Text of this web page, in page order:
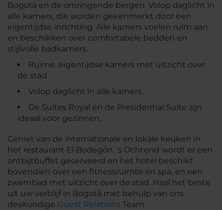
Bogotá en de omringende bergen. Volop daglicht in
alle kamers, die worden gekenmerkt door een
eigentijdse inrichting. Alle kamers voelen ruim aan
en beschikken over comfortabele bedden en
stijlvolle badkamers.
Ruime, eigentijdse kamers met uitzicht over
de stad.
Volop daglicht in alle kamers.
De Suites Royal en de Presidential Suite zijn
ideaal voor gezinnen.
Geniet van de internationale en lokale keuken in
het restaurant El Bodegón. ‘s Ochtend wordt er een
ontbijtbuffet geserveerd en het hotel beschikt
bovendien over een fitnessruimte en spa, en een
zwembad met uitzicht over de stad. Haal het beste
uit uw verblijf in Bogotá met behulp van ons
deskundige Guest Relations Team.